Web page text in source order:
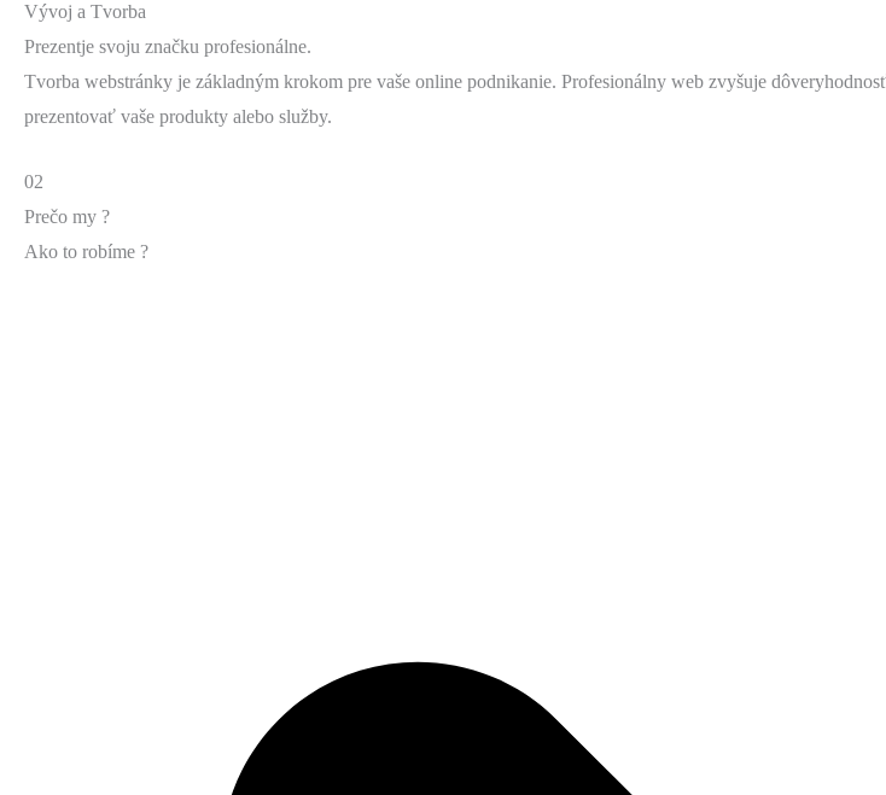
Vývoj a Tvorba
Prezentje svoju značku profesionálne.
Tvorba webstránky je základným krokom pre vaše online podnikanie. Profesionálny web zvyšuje
prezentovať vaše produkty alebo služby.
02
Prečo my ?
Ako to robíme ?